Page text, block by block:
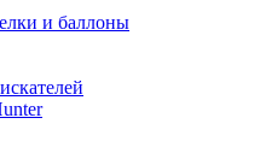
и баллоны